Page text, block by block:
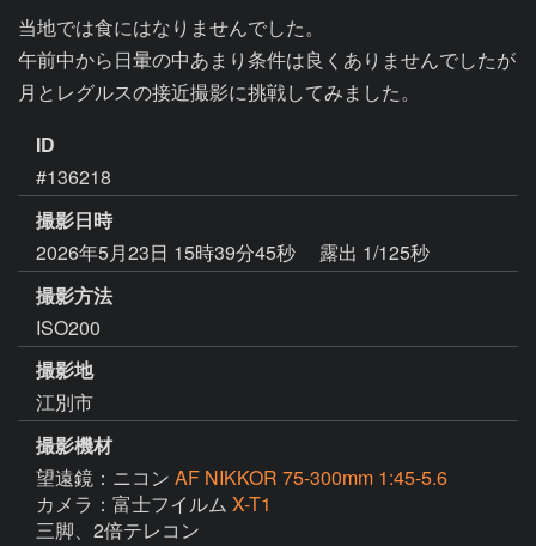
当地では食にはなりませんでした。
午前中から日暈の中あまり条件は良くありませんでしたが
月とレグルスの接近撮影に挑戦してみました。
ID
#136218
撮影日時
2026年5月23日 15時39分45秒
露出 1/125秒
撮影方法
ISO200
撮影地
江別市
撮影機材
望遠鏡：ニコン AF NIKKOR 75-300mm 1:45-5.6
カメラ：富士フイルム X-T1
三脚、2倍テレコン